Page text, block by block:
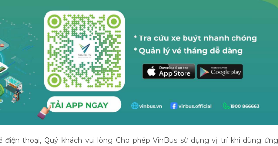
điện thoại, Quý khách vui lòng Cho phép VinBus sử dụng vị trí khi dùng ứng